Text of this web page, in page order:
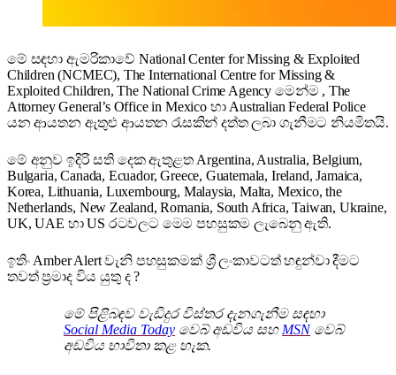
මේ සඳහා ඇමරිකාවේ National Center for Missing & Exploited
Children (NCMEC), The International Centre for Missing &
Exploited Children, The National Crime Agency මෙන්ම , The
Attorney General’s Office in Mexico හා Australian Federal Police
යන ආයතන ඇතුළු ආයතන රැසකින් දත්ත ලබා ගැනීමට නියමිතයි.
මේ අනුව ඉදිරි සති දෙක ඇතුළත Argentina, Australia, Belgium,
Bulgaria, Canada, Ecuador, Greece, Guatemala, Ireland, Jamaica,
Korea, Lithuania, Luxembourg, Malaysia, Malta, Mexico, the
Netherlands, New Zealand, Romania, South Africa, Taiwan, Ukraine,
UK, UAE හා US රටවලට මෙම පහසුකම ලැබෙනු ඇති.
ඉතිං Amber Alert වැනි පහසුකමක් ශ්‍රී ලංකාවටත් හඳුන්වා දීමට
තවත් ප්‍රමාද විය යුතු ද ?
මේ පිළිබඳව වැඩිදුර විස්තර දැනගැනීම සඳහා
Social Media Today වෙබ් අඩවිය සහ MSNවෙබ්
අඩවිය භාවිතා කළ හැක.